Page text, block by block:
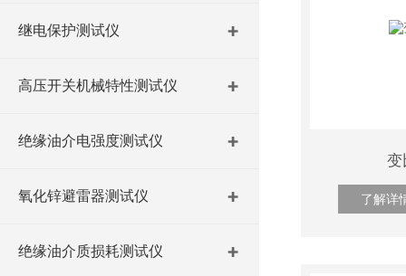
继电保护测试仪
高压开关机械特性测试仪
绝缘油介电强度测试仪
氧化锌避雷器测试仪
绝缘油介质损耗测试仪
变
了解详